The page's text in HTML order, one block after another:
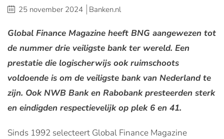
25 november 2024 Banken.nl
Global Finance Magazine heeft BNG aangewezen tot
de nummer drie veiligste bank ter wereld. Een
prestatie die logischerwijs ook ruimschoots
voldoende is om de veiligste bank van Nederland te
zijn. Ook NWB Bank en Rabobank presteerden sterk
en eindigden respectievelijk op plek 6 en 41.
Sinds 1992 selecteert Global Finance Magazine